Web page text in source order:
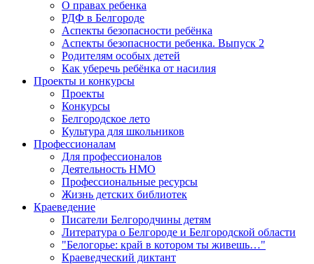
О правах ребенка
РДФ в Белгороде
Аспекты безопасности ребёнка
Аспекты безопасности ребенка. Выпуск 2
Родителям особых детей
Как уберечь ребёнка от насилия
Проекты и конкурсы
Проекты
Конкурсы
Белгородское лето
Культура для школьников
Профессионалам
Для профессионалов
Деятельность НМО
Профессиональные ресурсы
Жизнь детских библиотек
Краеведение
Писатели Белгородчины детям
Литература о Белгороде и Белгородской области
"Белогорье: край в котором ты живешь…"
Краеведческий диктант